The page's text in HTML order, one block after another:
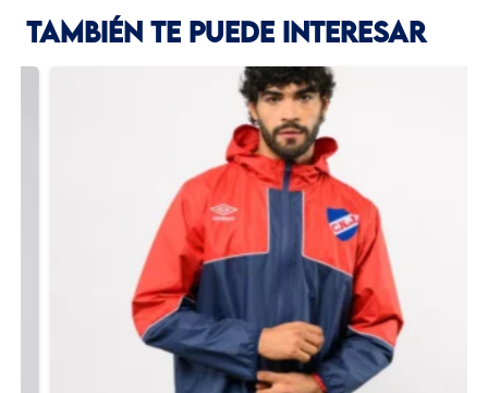
TAMBIÉN TE PUEDE INTERESAR